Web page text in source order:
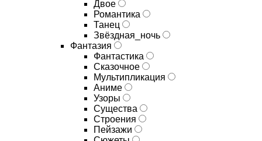
Двое
Романтика
Танец
Звёздная_ночь
Фантазия
Фантастика
Сказочное
Мультипликация
Аниме
Узоры
Существа
Строения
Пейзажи